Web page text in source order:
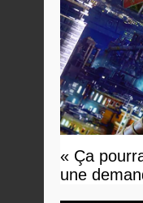
« Ça
une